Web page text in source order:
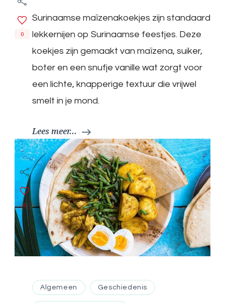
0
Surinaamse maïzenakoekjes zijn standaard
lekkernijen op Surinaamse feestjes. Deze
koekjes zijn gemaakt van maïzena, suiker,
boter en een snufje vanille wat zorgt voor
een lichte, knapperige textuur die vrijwel
smelt in je mond.
Lees meer...
Algemeen Geschiedenis
6